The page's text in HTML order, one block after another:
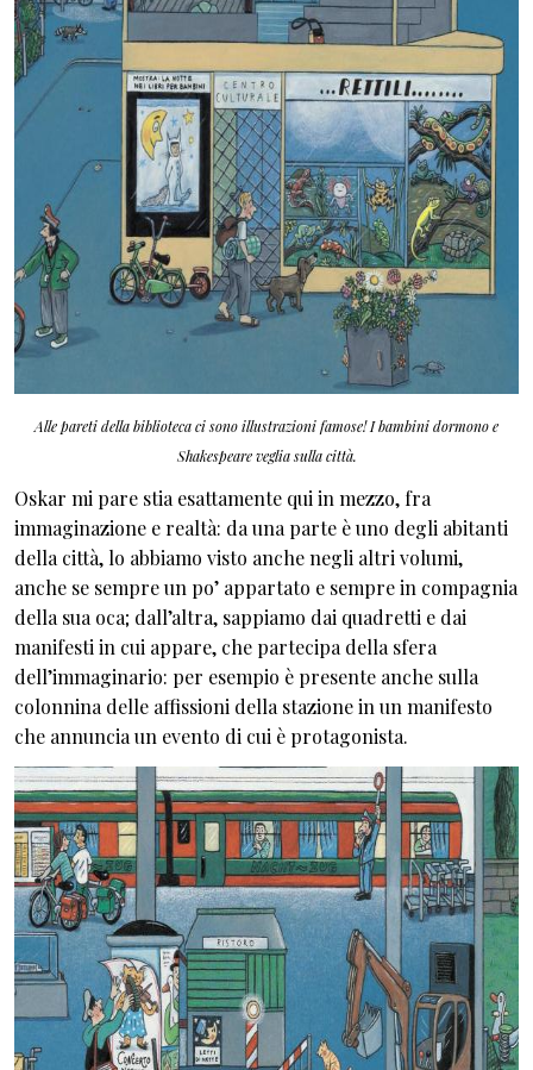
Alle pareti della biblioteca ci sono illustrazioni famose! I bambini dormono e
Shakespeare veglia sulla città.
Oskar mi pare stia esattamente qui in mezzo, fra
immaginazione e realtà: da una parte è uno degli abitanti
della città, lo abbiamo visto anche negli altri volumi,
anche se sempre un po’ appartato e sempre in compagnia
della sua oca; dall’altra, sappiamo dai quadretti e dai
manifesti in cui appare, che partecipa della sfera
dell’immaginario: per esempio è presente anche sulla
colonnina delle affissioni della stazione in un manifesto
che annuncia un evento di cui è protagonista.